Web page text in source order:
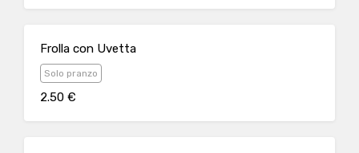
Frolla con Uvetta
Solo pranzo
2.50 €